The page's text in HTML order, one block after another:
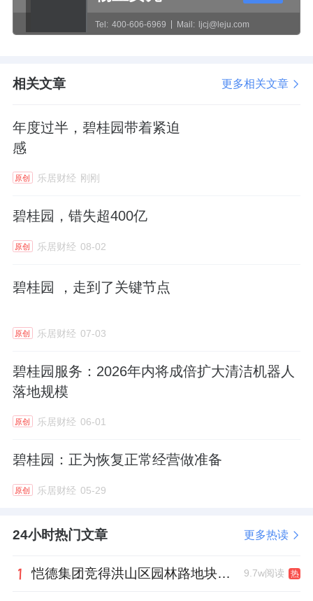
Tel: 400-606-6969 Mail: ljcj@leju.com
相关文章 更多相关文章
年度过半，碧桂园带着紧迫
感
原创 乐居财经 刚刚
碧桂园，错失超400亿
原创 乐居财经 08-02
碧桂园 ，走到了关键节点
原创 乐居财经 07-03
碧桂园服务：2026年内将成倍扩大清洁机器人
落地规模
原创 乐居财经 06-01
碧桂园：正为恢复正常经营做准备
原创 乐居财经 05-29
24小时热门文章 更多热读
恺德集团竞得洪山区园林路地块，引入贝好家C2M产品定位及营销服务 9.7w阅读 热